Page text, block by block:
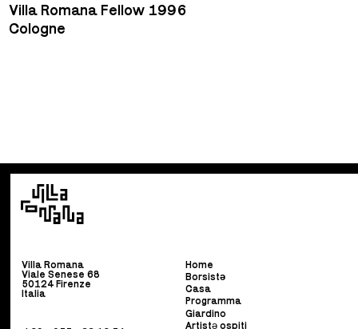
Villa Romana Fellow 1996
Cologne
Villa Romana
Viale Senese 68
50124 Firenze
Italia
Home
Borsistə
Casa
Programma
Giardino
Artistə ospiti